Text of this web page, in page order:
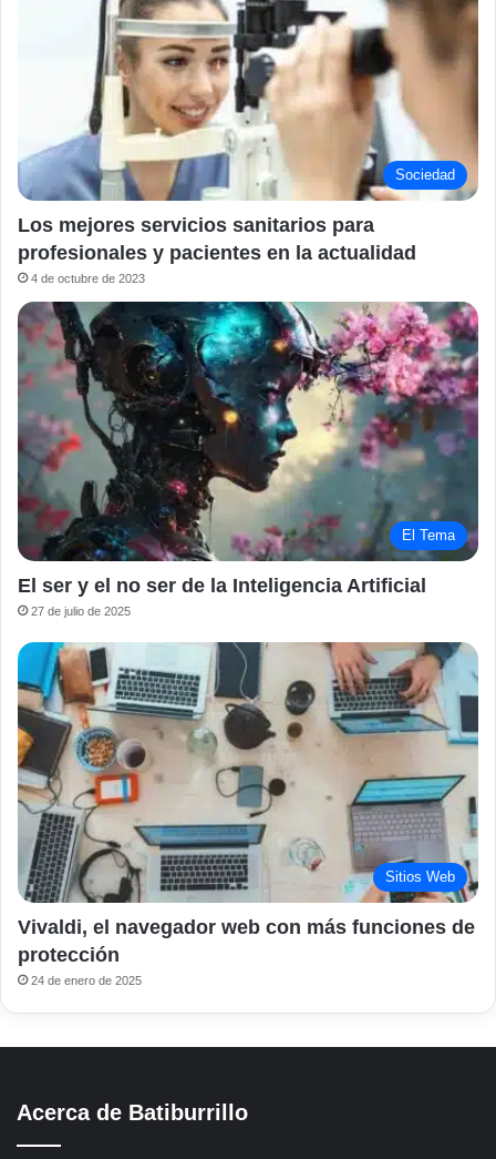
Sociedad
Los mejores servicios sanitarios para
profesionales y pacientes en la actualidad
4 de octubre de 2023
El Tema
El ser y el no ser de la Inteligencia Artificial
27 de julio de 2025
Sitios Web
Vivaldi, el navegador web con más funciones de
protección
24 de enero de 2025
Acerca de Batiburrillo